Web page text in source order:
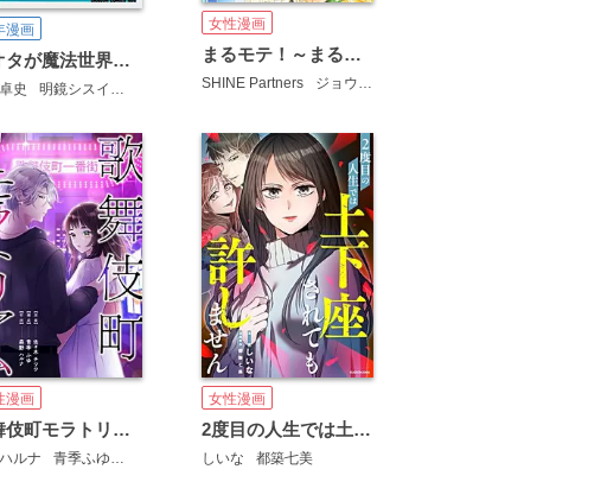
漫画
軍オタが魔法世界に転生したら、現代兵器で軍隊ハーレムを作っちゃいました!?【タテスク】
史 明鏡シスイ
女性漫画
まるモテ！～まるいほどモテる世界で溺愛されました～【タテスク】
SHINE Partners ジョウロ
漫画
歌舞伎町モラトリアム【タテスク】
ルナ 青季ふゆ 佐々木チワワ
女性漫画
2度目の人生では土下座されても許しません 【タテスク】
しいな 都築七美